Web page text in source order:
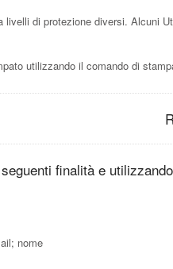
di protezione diversi. Alcuni
utilizzando il comando di
finalità e
nome